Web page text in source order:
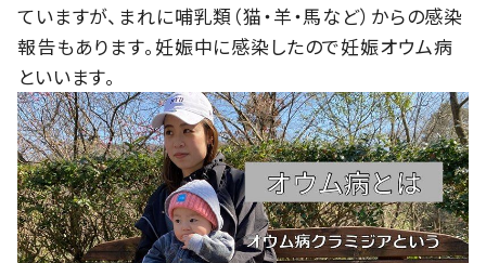
ていますが、まれに哺乳類（猫・羊・馬など）からの感染
報告もあります。妊娠中に感染したので妊娠オウム病
といいます。